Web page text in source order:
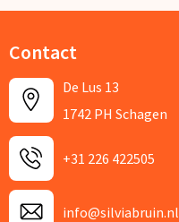
Contact
De Lus 13
1742 PH Schagen
+31 226 422505
info@silviabruin.nl